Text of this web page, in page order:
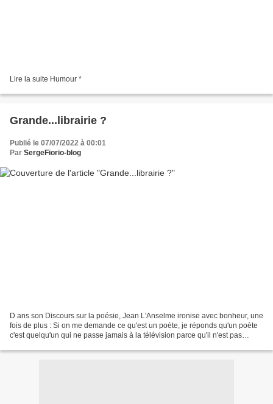
Lire la suite Humour *
Grande...librairie ?
Publié le 07/07/2022 à 00:01
Par SergeFiorio-blog
D ans son Discours sur la poésie, Jean L'Anselme ironise avec bonheur, une
fois de plus : Si on me demande ce qu'est un poète, je réponds qu'un poète
c'est quelqu'un qui ne passe jamais à la télévision parce qu'il n'est pas